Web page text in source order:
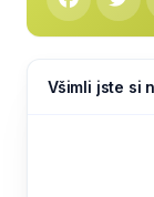
Všimli jste si